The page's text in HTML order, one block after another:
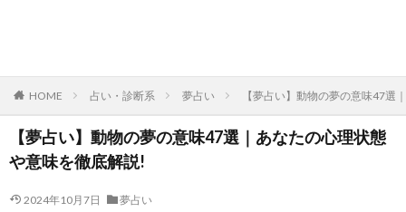
HOME 占い・診断系 夢占い 【夢占い】動物の夢の意味47選
【夢占い】動物の夢の意味47選｜あなたの心理状態
や意味を徹底解説!
2024年10月7日 夢占い